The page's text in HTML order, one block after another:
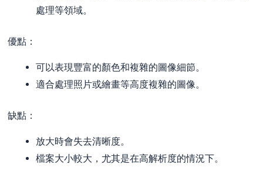
處理等領域。
優點：
可以表現豐富的顏色和複雜的圖像細節。
適合處理照片或繪畫等高度複雜的圖像。
缺點：
放大時會失去清晰度。
檔案大小較大，尤其是在高解析度的情況下。